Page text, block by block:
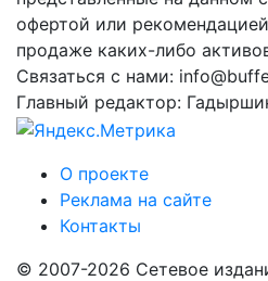
офертой или
продаже каких-либо
Связаться с нами:
Главный редактор:
О проекте
Реклама на сайте
Контакты
© 2007-2026 Сетевое